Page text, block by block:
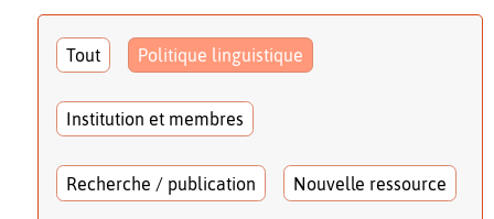
Tout Politique linguistique
Institution et membres
Recherche / publication Nouvelle ressource